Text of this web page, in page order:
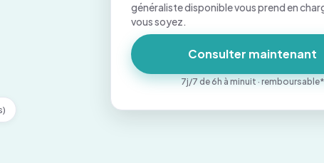
généraliste disponible vous prend en
vous soyez.
Consulter maintenant
7j/7 de 6h à minuit · remboursable*